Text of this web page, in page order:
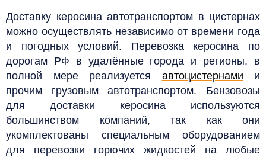
Доставку керосина автотранспортом в цистернах
можно осуществлять независимо от времени года
и погодных условий. Перевозка керосина по
дорогам РФ в удалённые города и регионы, в
полной мере реализуется автоцистернами и
прочим грузовым автотранспортом. Бензовозы
для доставки керосина используются
большинством компаний, так как они
укомплектованы специальным оборудованием
для перевозки горючих жидкостей на любые